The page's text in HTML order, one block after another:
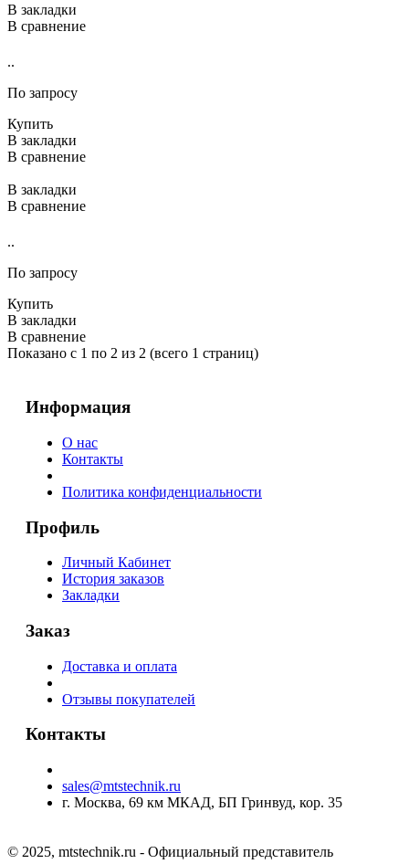
В закладки
В сравнение
..
По запросу
Купить
В закладки
В сравнение
В закладки
В сравнение
..
По запросу
Купить
В закладки
В сравнение
Показано с 1 по 2 из 2 (всего 1 страниц)
Информация
О нас
Контакты
Политика конфиденциальности
Профиль
Личный Кабинет
История заказов
Закладки
Заказ
Доставка и оплата
Отзывы покупателей
Контакты
sales@mtstechnik.ru
г. Москва, 69 км МКАД, БП Гринвуд, кор. 35
© 2025, mtstechnik.ru - Официальный представитель